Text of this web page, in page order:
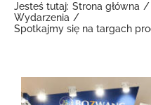
Jesteś tutaj: Strona główna
Wydarzenia
Spotkajmy się na targach
Pokaż